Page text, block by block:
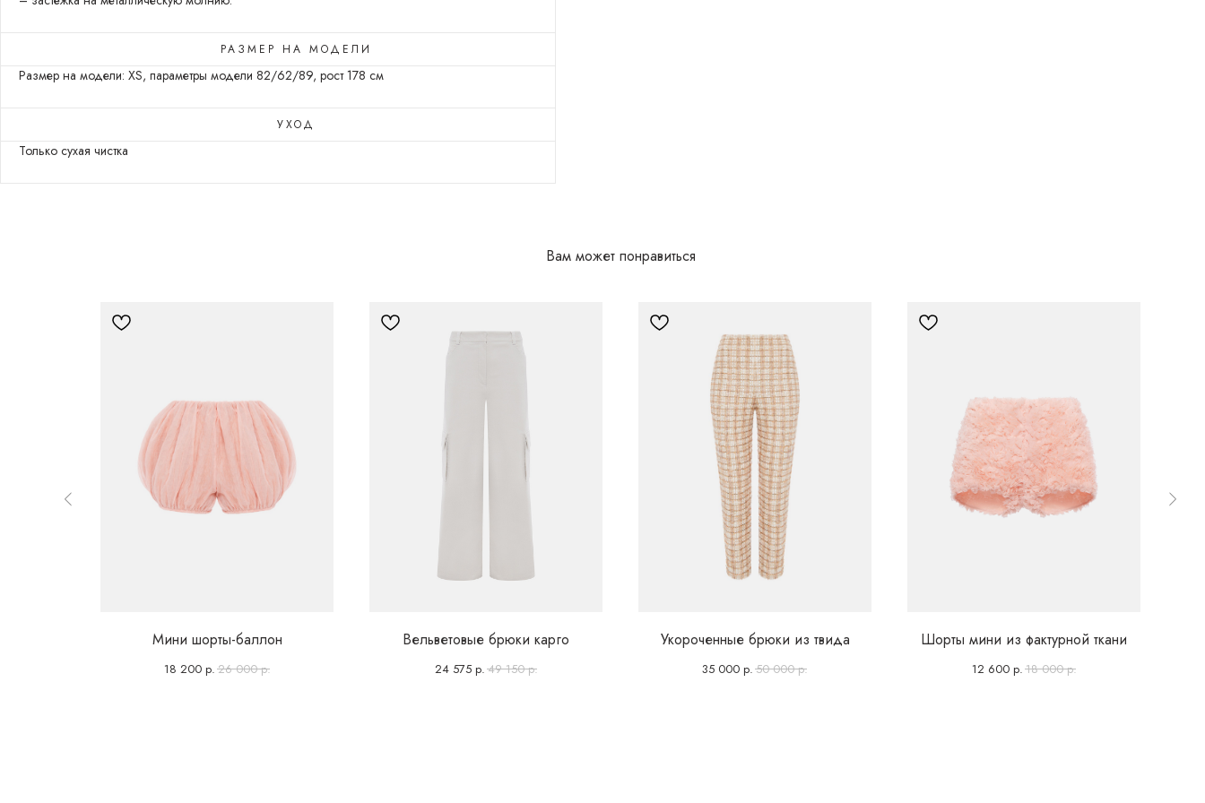
РАЗМЕР НА МОДЕЛИ
Размер на модели: XS, параметры модели 82/62/89, рост 178 см
УХОД
Только сухая чистка
Вам может понравиться
Мини шорты-баллон
18 200 р.26 000 р.
Вельветовые брюки карго
24 575 р.49 150 р.
Укороченные брюки из твида
35 000 р. 50 000 р.
Шорты мини из фактурной ткани
12 600 р.18 000 р.